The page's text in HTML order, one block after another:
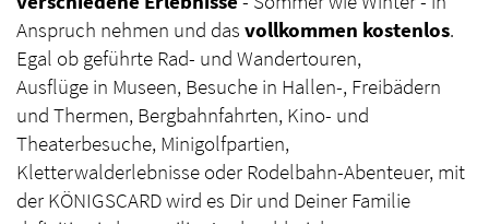
Anspruch nehmen und das vollkommen kostenlos.
Egal ob geführte Rad- und Wandertouren,
Ausflüge in Museen, Besuche in Hallen-, Freibädern
und Thermen, Bergbahnfahrten, Kino- und
Theaterbesuche, Minigolfpartien,
Kletterwalderlebnisse oder Rodelbahn-Abenteuer, mit
der KÖNIGSCARD wird es Dir und Deiner Familie